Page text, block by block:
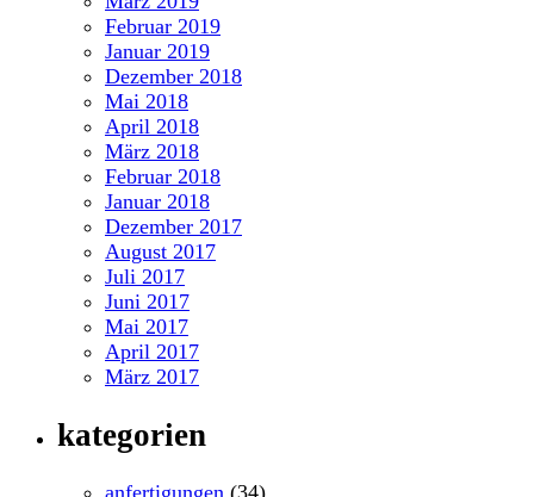
Februar 2019
Januar 2019
Dezember 2018
Mai 2018
April 2018
März 2018
Februar 2018
Januar 2018
Dezember 2017
August 2017
Juli 2017
Juni 2017
Mai 2017
April 2017
März 2017
kategorien